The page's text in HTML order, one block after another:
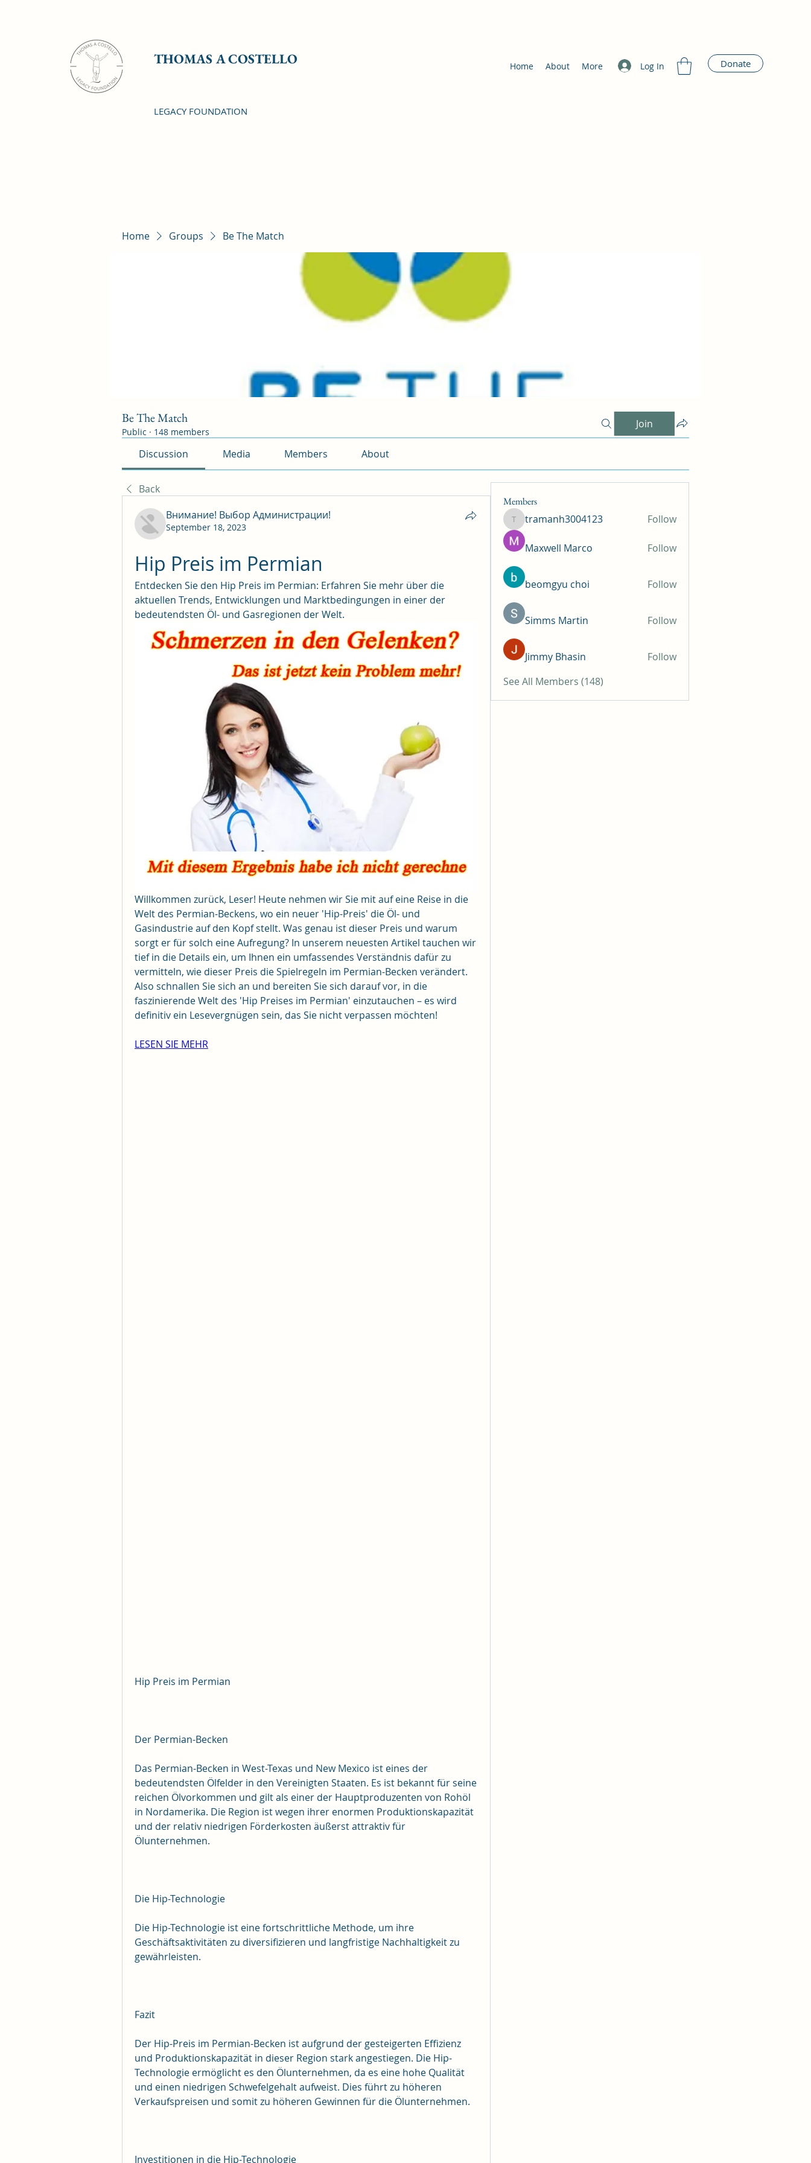
THOMAS A COSTELLO
LEGACY FOUNDATION
Log In
Home About More Donate
Home Groups Be The Match
Be The Match
Public · 148 members
Join
Discussion Media Members About
Back
Внимание! Выбор Администрации!
September 18, 2023
Hip Preis im Permian
Entdecken Sie den Hip Preis im Permian: Erfahren Sie mehr über die
aktuellen Trends, Entwicklungen und Marktbedingungen in einer der
bedeutendsten Öl- und Gasregionen der Welt.
Willkommen zurück, Leser! Heute nehmen wir Sie mit auf eine Reise in die
Welt des Permian-Beckens, wo ein neuer 'Hip-Preis' die Öl- und
Gasindustrie auf den Kopf stellt. Was genau ist dieser Preis und warum
sorgt er für solch eine Aufregung? In unserem neuesten Artikel tauchen wir
tief in die Details ein, um Ihnen ein umfassendes Verständnis dafür zu
vermitteln, wie dieser Preis die Spielregeln im Permian-Becken verändert.
Also schnallen Sie sich an und bereiten Sie sich darauf vor, in die
faszinierende Welt des 'Hip Preises im Permian' einzutauchen – es wird
definitiv ein Lesevergnügen sein, das Sie nicht verpassen möchten!
LESEN SIE MEHR
Hip Preis im Permian
Der Permian-Becken
Das Permian-Becken in West-Texas und New Mexico ist eines der
bedeutendsten Ölfelder in den Vereinigten Staaten. Es ist bekannt für seine
reichen Ölvorkommen und gilt als einer der Hauptproduzenten von Rohöl
in Nordamerika. Die Region ist wegen ihrer enormen Produktionskapazität
und der relativ niedrigen Förderkosten äußerst attraktiv für
Ölunternehmen.
Die Hip-Technologie
Die Hip-Technologie ist eine fortschrittliche Methode, um ihre
Geschäftsaktivitäten zu diversifizieren und langfristige Nachhaltigkeit zu
gewährleisten.
Fazit
Der Hip-Preis im Permian-Becken ist aufgrund der gesteigerten Effizienz
und Produktionskapazität in dieser Region stark angestiegen. Die Hip-
Technologie ermöglicht es den Ölunternehmen, da es eine hohe Qualität
und einen niedrigen Schwefelgehalt aufweist. Dies führt zu höheren
Verkaufspreisen und somit zu höheren Gewinnen für die Ölunternehmen.
Investitionen in die Hip-Technologie
Members
tramanh3004123
tramanh3004123 Follow
Maxwell Marco Follow
beomgyu choi Follow
Simms Martin Follow
Jimmy Bhasin
Follow
See All Members (148)